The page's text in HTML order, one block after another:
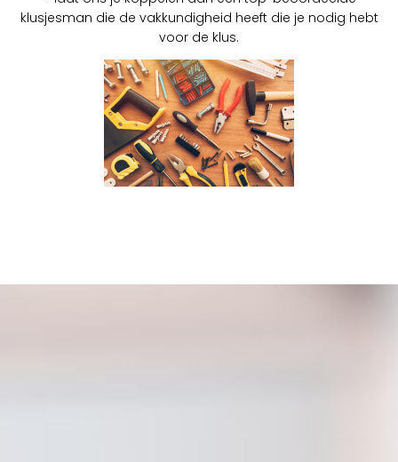
klusjesman die de vakkundigheid heeft die je nodig hebt
voor de klus.